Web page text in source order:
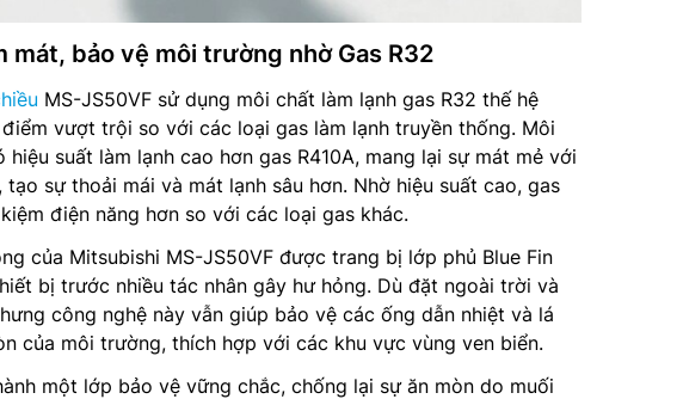
mát, bảo vệ môi trường nhờ Gas R32
MS-JS50VF sử dụng môi chất làm lạnh gas R32 thế hệ
vượt trội so với các loại gas làm lạnh truyền thống. Môi
suất làm lạnh cao hơn gas R410A, mang lại sự mát mẻ với
sự thoải mái và mát lạnh sâu hơn. Nhờ hiệu suất cao, gas
điện năng hơn so với các loại gas khác.
của Mitsubishi MS-JS50VF được trang bị lớp phủ Blue Fin
bị trước nhiều tác nhân gây hư hỏng. Dù đặt ngoài trời và
công nghệ này vẫn giúp bảo vệ các ống dẫn nhiệt và lá
của môi trường, thích hợp với các khu vực vùng ven biển.
một lớp bảo vệ vững chắc, chống lại sự ăn mòn do muối